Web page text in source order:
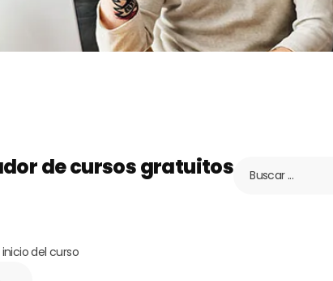
de cursos gratuitos
del curso